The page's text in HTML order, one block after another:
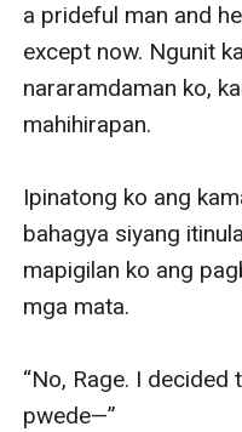
a prideful man and
except now. Ngunit
nararamdaman ko,
mahihirapan.
Ipinatong ko ang
bahagya siyang
mapigilan ko ang
mga mata.
“No, Rage. I
pwede—”